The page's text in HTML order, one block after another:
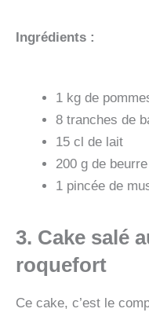
Ingrédients :
1 kg de
8 tranches de
15 cl de lait
200 g de beurre
1 pincée de
3. Cake salé
roquefort
Ce cake, c’est le